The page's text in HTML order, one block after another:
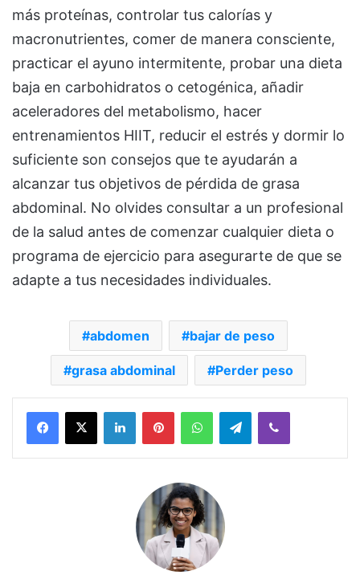
más proteínas, controlar tus calorías y
macronutrientes, comer de manera consciente,
practicar el ayuno intermitente, probar una dieta
baja en carbohidratos o cetogénica, añadir
aceleradores del metabolismo, hacer
entrenamientos HIIT, reducir el estrés y dormir lo
suficiente son consejos que te ayudarán a
alcanzar tus objetivos de pérdida de grasa
abdominal. No olvides consultar a un profesional
de la salud antes de comenzar cualquier dieta o
programa de ejercicio para asegurarte de que se
adapte a tus necesidades individuales.
abdomen bajar de peso
grasa abdominal Perder peso
Facebook
X LinkedInPinterestWhatsAppTelegramViber